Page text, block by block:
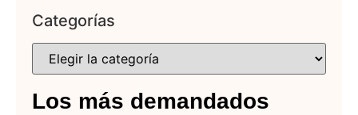
Categorías
Los más demandados